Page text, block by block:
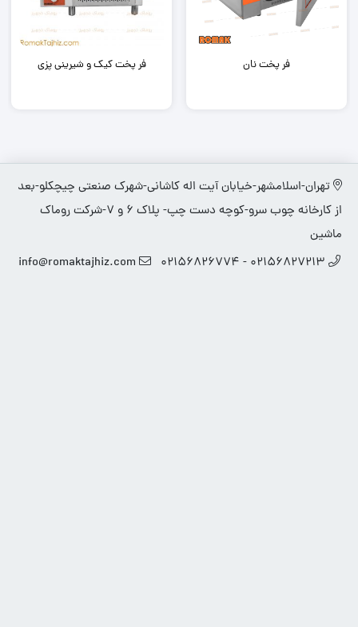
فر پخت نان فر پخت کیک و شیرینی پزی
تهران-اسلامشهر-خیابان آیت اله کاشانی-شهرک صنعتی چیچکلو-بعد
از کارخانه چوب سرو-کوچه دست چپ- پلاک 6 و 7-شرکت روماک
ماشین
02156827213 - 02156826774
info@romaktajhiz.com